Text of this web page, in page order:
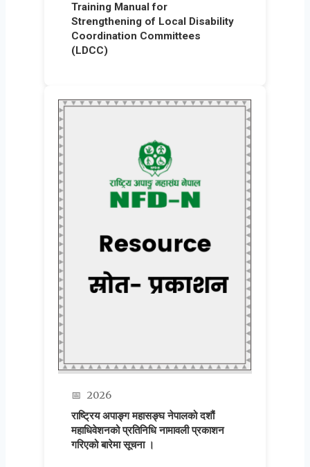
Training Manual for
Strengthening of Local Disability
Coordination Committees
(LDCC)
📅 2026
राष्ट्रिय अपाङ्ग महासङ्घ नेपालको दशौं
महाधिवेशनको प्रतिनिधि नामावली प्रकाशन
गरिएको बारेमा सूचना ।